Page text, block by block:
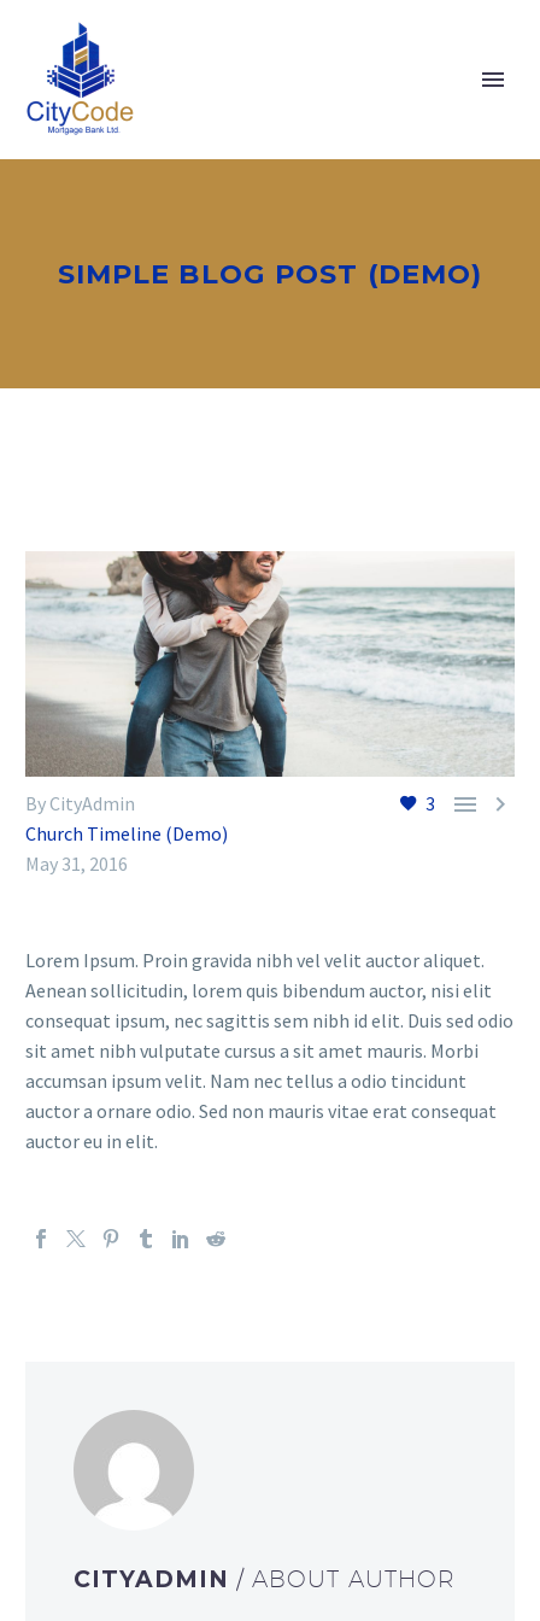
SIMPLE BLOG POST (DEMO)
3  
By CityAdmin
Church Timeline (Demo)
May 31, 2016
Lorem Ipsum. Proin gravida nibh vel velit auctor aliquet.
Aenean sollicitudin, lorem quis bibendum auctor, nisi elit
consequat ipsum, nec sagittis sem nibh id elit. Duis sed odio
sit amet nibh vulputate cursus a sit amet mauris. Morbi
accumsan ipsum velit. Nam nec tellus a odio tincidunt
auctor a ornare odio. Sed non mauris vitae erat consequat
auctor eu in elit.
CITYADMIN / ABOUT AUTHOR